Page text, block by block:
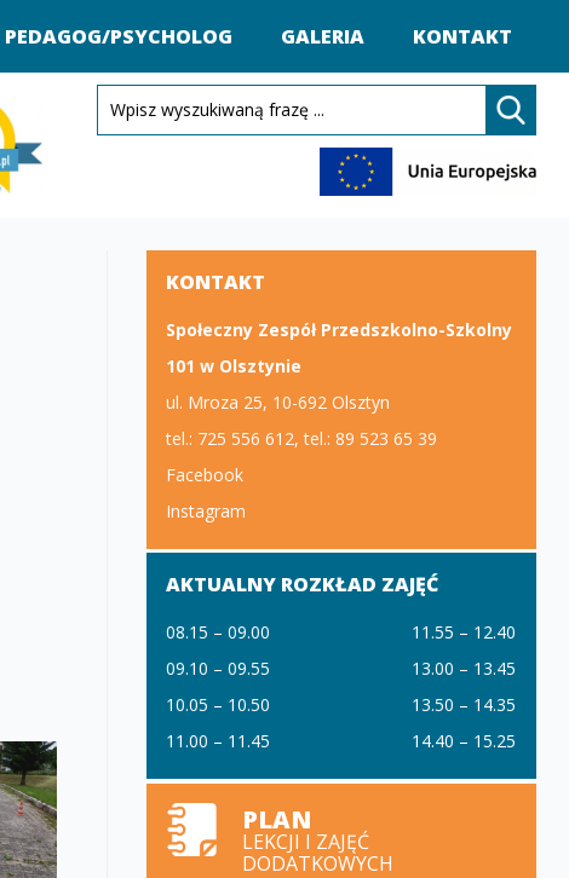
PEDAGOG/PSYCHOLOG GALERIA KONTAKT
KONTAKT
Społeczny Zespół Przedszkolno-Szkolny
101 w Olsztynie
ul. Mroza 25, 10-692 Olsztyn
tel.: 725 556 612, tel.: 89 523 65 39
Facebook
Instagram
AKTUALNY ROZKŁAD ZAJĘĆ
08.15 – 09.00
09.10 – 09.55
10.05 – 10.50
11.00 – 11.45
11.55 – 12.40
13.00 – 13.45
13.50 – 14.35
14.40 – 15.25
PLAN
LEKCJI I ZAJĘĆ
DODATKOWYCH